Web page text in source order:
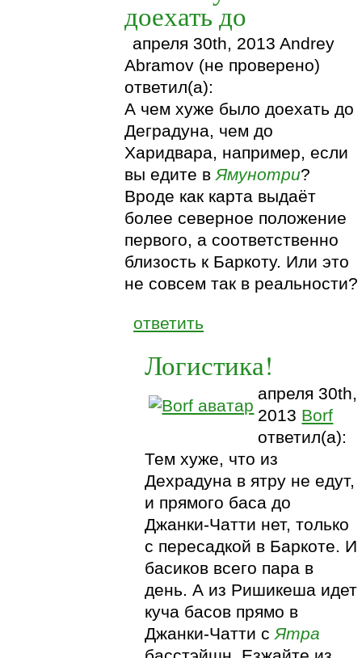
доехать до
апреля 30th, 2013 Andrey
Abramov (не проверено)
ответил(а):
А чем хуже было доехать до
Деградуна, чем до
Харидвара, например, если
вы едите вЯмунотри?
Вроде как карта выдаёт
более северное положение
первого, а соответственно
близость к Баркоту. Или это
не совсем так в реальности?
ответить
Логистика!
апреля 30th,
2013 Borf
ответил(а):
Тем хуже, что из
Дехрадуна в ятру не едут,
и прямого баса до
Джанки-Чатти нет, только
с пересадкой в Баркоте. И
басиков всего пара в
день. А из Ришикеша идет
куча басов прямо в
Джанки-Чатти сЯтра